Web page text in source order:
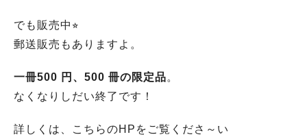
でも販売中⭐︎
郵送販売もありますよ。
一冊500 円、500 冊の限定品。
なくなりしだい終了です！
詳しくは、こちらのHPをご覧くださ～い